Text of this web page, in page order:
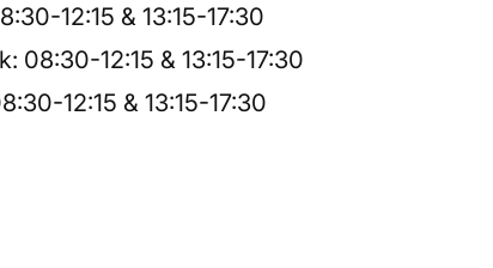
-12:15 & 13:15-17:30
: 08:30-12:15 & 13:15-17:30
-12:15 & 13:15-17:30